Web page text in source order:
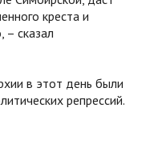
креста и
– сказал
в этот день были
репрессий.